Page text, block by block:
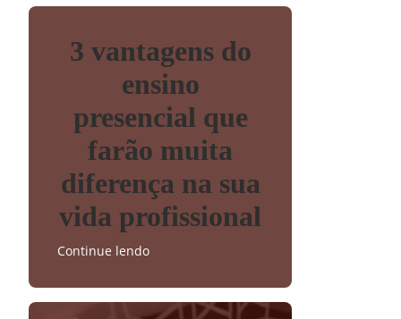
3 vantagens do
ensino
presencial que
farão muita
diferença na sua
vida profissional
Continue lendo